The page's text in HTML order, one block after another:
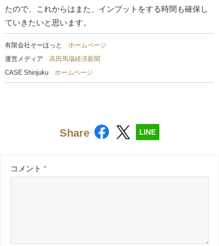
たので、これからはまた、インプットをする時間も確保し
ていきたいと思います。
有限会社そーほっと ホームページ
運営メディア 高田馬場経済新聞
CASE Shinjuku ホームページ
Share LINE
コメント *